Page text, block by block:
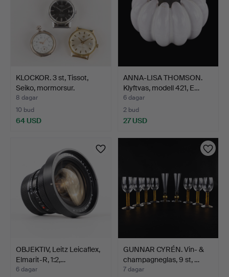
KLOCKOR. 3 st, Tissot,
Seiko, mormorsur.
8 dagar
10 bud
64 USD
ANNA-LISA THOMSON.
Klyftvas, modell 421, E…
6 dagar
2 bud
27 USD
OBJEKTIV, Leitz Leicaflex,
Elmarit-R, 1:2,…
6 dagar
GUNNAR CYRÉN. Vin- &
champagneglas, 9 st, …
7 dagar